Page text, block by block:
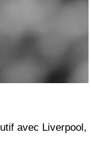
avec Liverpool,